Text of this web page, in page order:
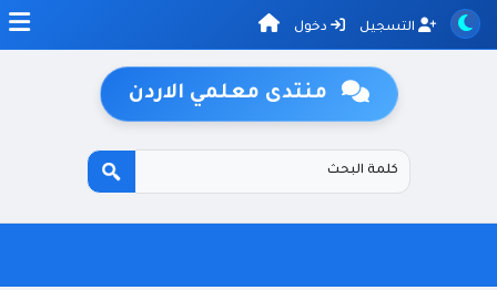
التسجيل دخول
منتدى معلمي الاردن